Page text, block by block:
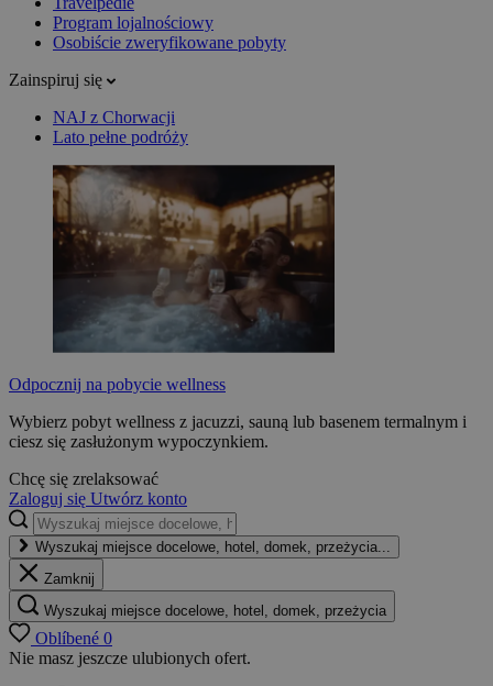
Program lojalnościowy
Osobiście zweryfikowane pobyty
Zainspiruj się
NAJ z Chorwacji
Lato pełne podróży
Odpocznij na pobycie wellness
Wybierz pobyt wellness z jacuzzi, sauną lub basenem termalnym i
ciesz się zasłużonym wypoczynkiem.
Chcę się zrelaksować
Zaloguj się Utwórz konto
Wyszukaj miejsce docelowe, hotel, domek, przeżycia...
Zamknij
Wyszukaj miejsce docelowe, hotel, domek, przeżycia
Oblíbené 0
Nie masz jeszcze ulubionych ofert.